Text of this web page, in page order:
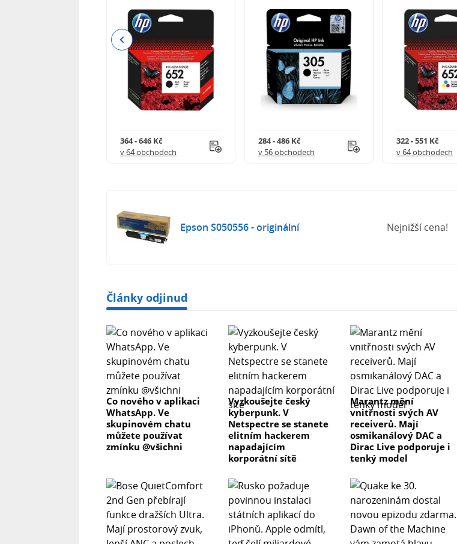
364 - 646 Kč
v 64 obchodech
284 - 486 Kč
v 56 obchodech
322 - 551 Kč
v 64 obchodech
Previous
Epson S050556 - originální Nejnižší cena!
Články odjinud
Co nového v aplikaci
WhatsApp. Ve
skupinovém chatu
můžete používat
zmínku @všichni
Vyzkoušejte český
kyberpunk. V
Netspectre se stanete
elitním hackerem
napadajícím
korporátní sítě
Marantz mění
vnitřnosti svých AV
receiverů. Mají
osmikanálový DAC a
Dirac Live podporuje i
tenký model